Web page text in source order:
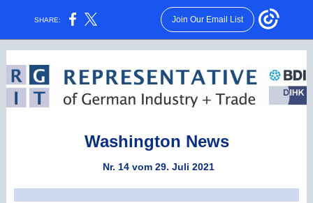
SHARE: Join Our Email List
Washington News
Nr. 14 vom 29. Juli 2021